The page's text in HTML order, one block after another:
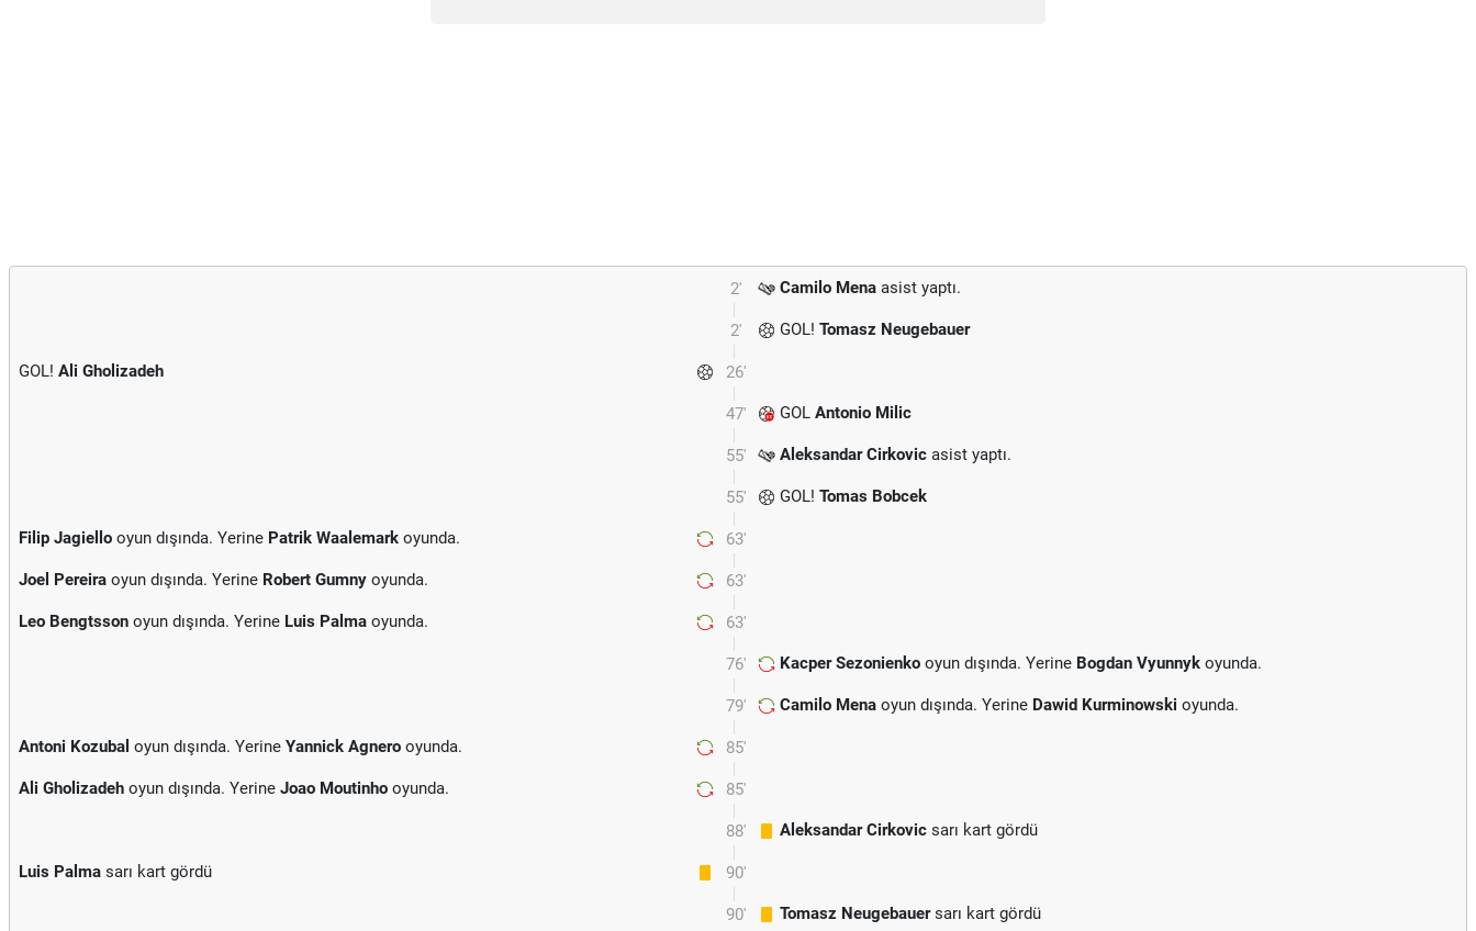
2' Camilo Mena asist yaptı.
2' GOL! Tomasz Neugebauer
26'
GOL! Ali Gholizadeh
47' GOL Antonio Milic
55' Aleksandar Cirkovic asist yaptı.
55' GOL! Tomas Bobcek
63'
Filip Jagiello oyun dışında. Yerine Patrik Waalemark oyunda.
63'
Joel Pereira oyun dışında. Yerine Robert Gumny oyunda.
63'
Leo Bengtsson oyun dışında. Yerine Luis Palma oyunda.
76' Kacper Sezonienko oyun dışında. Yerine Bogdan Vyunnyk oyunda.
79' Camilo Mena oyun dışında. Yerine Dawid Kurminowski oyunda.
85'
Antoni Kozubal oyun dışında. Yerine Yannick Agnero oyunda.
85'
Ali Gholizadeh oyun dışında. Yerine Joao Moutinho oyunda.
88' Aleksandar Cirkovic sarı kart gördü
90'
Luis Palma sarı kart gördü
90' Tomasz Neugebauersarı kart gördü